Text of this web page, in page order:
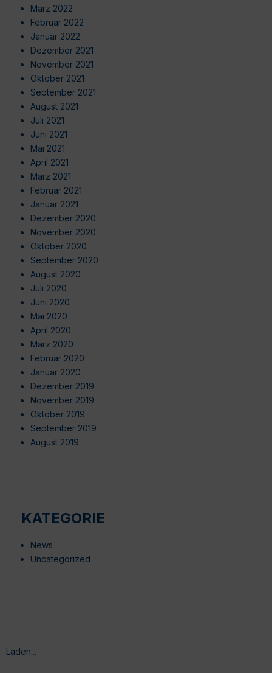
März 2022
Februar 2022
Januar 2022
Dezember 2021
November 2021
Oktober 2021
September 2021
August 2021
Juli 2021
Juni 2021
Mai 2021
April 2021
März 2021
Februar 2021
Januar 2021
Dezember 2020
November 2020
Oktober 2020
September 2020
August 2020
Juli 2020
Juni 2020
Mai 2020
April 2020
März 2020
Februar 2020
Januar 2020
Dezember 2019
November 2019
Oktober 2019
September 2019
August 2019
KATEGORIE
News
Uncategorized
Laden...